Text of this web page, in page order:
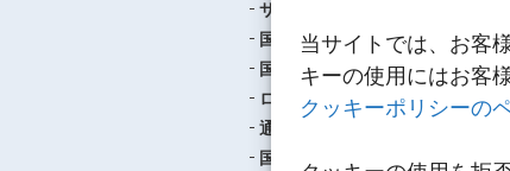
当サイトでは、お客
キーの使用にはお客
クッキーポリシーの
サービスのご案内
国際航空貨物輸送
国際海上貨物輸送
ロジスティクス
通関
国内輸送・梱包
事例紹